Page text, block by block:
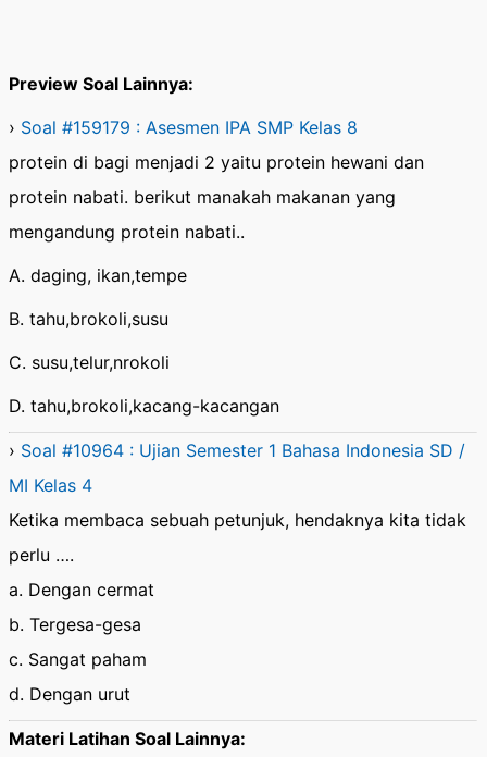
Preview Soal Lainnya:
› Soal #159179 : Asesmen IPA SMP Kelas 8
protein di bagi menjadi 2 yaitu protein hewani dan
protein nabati. berikut manakah makanan yang
mengandung protein nabati..
A. daging, ikan,tempe
B. tahu,brokoli,susu
C. susu,telur,nrokoli
D. tahu,brokoli,kacang-kacangan
› Soal #10964 : Ujian Semester 1 Bahasa Indonesia SD /
MI Kelas 4
Ketika membaca sebuah petunjuk, hendaknya kita tidak
perlu ….
a. Dengan cermat
b. Tergesa-gesa
c. Sangat paham
d. Dengan urut
Materi Latihan Soal Lainnya: